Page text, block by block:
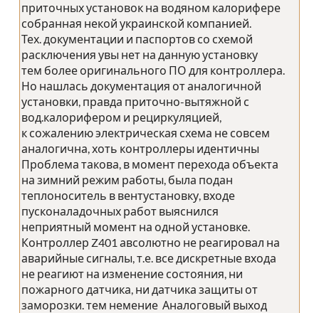
приточных установок на водяном калорифере
собранная некой украинской компанией.
Тех. документации и паспортов со схемой
расключения увы нет на данную установку
тем более оригинального ПО для контроллера.
Но нашлась документация от аналогичной
установки, правда приточно-вытяжной с
вод.калорифером и рециркуляцией,
к сожалению электрическая схема не совсем
аналогична, хоть контроллеры идентичны
Проблема такова, в момент перехода объекта
на зимний режим работы, была подан
теплоноситель в вентустановку, входе
пусконаладочных работ выяснился
неприятный момент на одной установке.
Контроллер Z401 авсолютно не реагировал на
аварийные сигналы, т.е. все дискретные входа
не реагиют на изменение состояния, ни
пожарного датчика, ни датчика защиты от
заморозки. тем немение Аналоговый выход